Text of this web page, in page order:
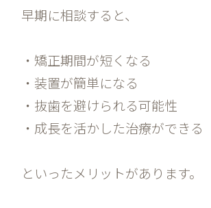
早期に相談すると、
・矯正期間が短くなる
・装置が簡単になる
・抜歯を避けられる可能性
・成長を活かした治療ができる
といったメリットがあります。